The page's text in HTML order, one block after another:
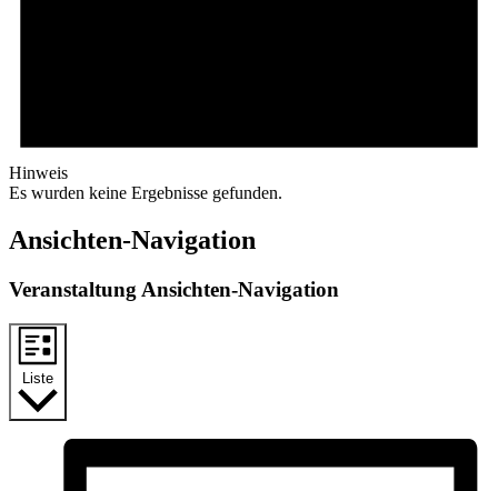
Hinweis
Es wurden keine Ergebnisse gefunden.
Ansichten-Navigation
Veranstaltung Ansichten-Navigation
Liste